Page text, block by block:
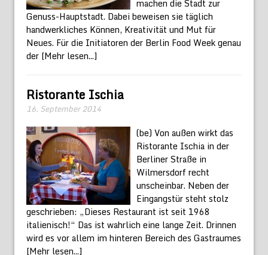
machen die Stadt zur
Genuss-Hauptstadt. Dabei beweisen sie täglich
handwerkliches Können, Kreativität und Mut für
Neues. Für die Initiatoren der Berlin Food Week genau
der [Mehr lesen...]
Ristorante Ischia
16. September 2014
(be) Von außen wirkt das
Ristorante Ischia in der
Berliner Straße in
Wilmersdorf recht
unscheinbar. Neben der
Eingangstür steht stolz
geschrieben: „Dieses Restaurant ist seit 1968
italienisch!“ Das ist wahrlich eine lange Zeit. Drinnen
wird es vor allem im hinteren Bereich des Gastraumes
[Mehr lesen...]